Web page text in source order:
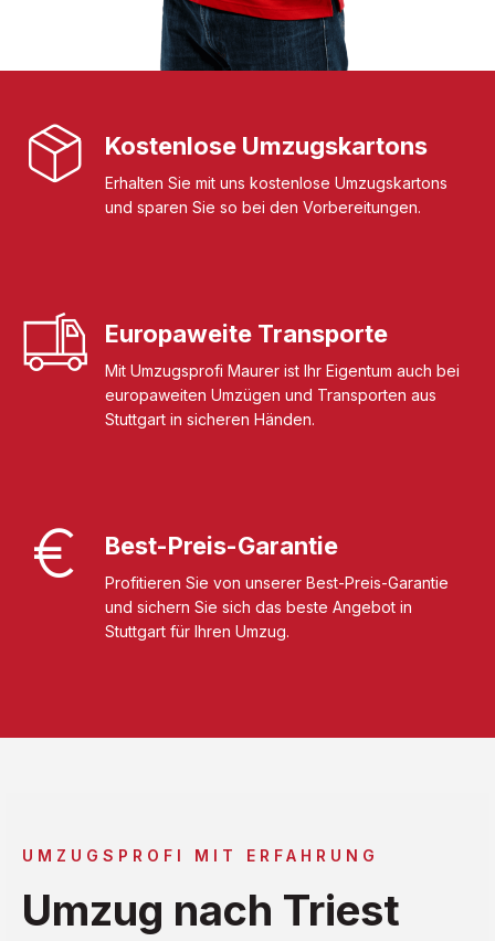
Kostenlose Umzugskartons
Erhalten Sie mit uns kostenlose Umzugskartons
und sparen Sie so bei den Vorbereitungen.
Europaweite Transporte
Mit Umzugsprofi Maurer ist Ihr Eigentum auch bei
europaweiten Umzügen und Transporten aus
Stuttgart in sicheren Händen.
Best-Preis-Garantie
Profitieren Sie von unserer Best-Preis-Garantie
und sichern Sie sich das beste Angebot in
Stuttgart für Ihren Umzug.
UMZUGSPROFI MIT ERFAHRUNG
Umzug nach Triest